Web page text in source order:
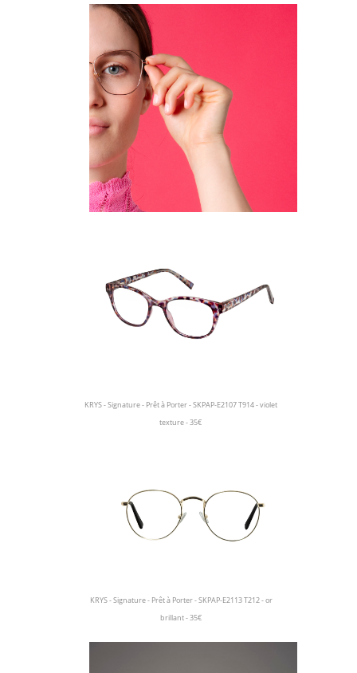
KRYS - Signature - Prêt à Porter - SKPAP-E2107 T914 - violet
texture - 35€
KRYS - Signature - Prêt à Porter - SKPAP-E2113 T212 - or
brillant - 35€